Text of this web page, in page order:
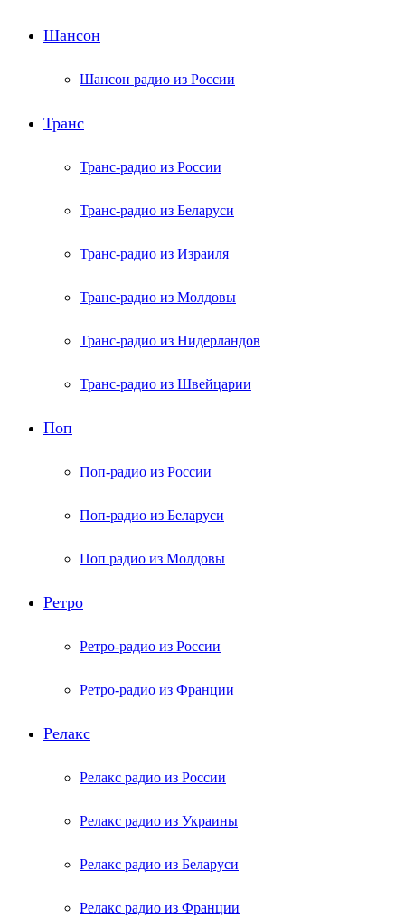
Шансон
Шансон радио из России
Транс
Транс-радио из России
Транс-радио из Беларуси
Транс-радио из Израиля
Транс-радио из Молдовы
Транс-радио из Нидерландов
Транс-радио из Швейцарии
Поп
Поп-радио из России
Поп-радио из Беларуси
Поп радио из Молдовы
Ретро
Ретро-радио из России
Ретро-радио из Франции
Релакс
Релакс радио из России
Релакс радио из Украины
Релакс радио из Беларуси
Релакс радио из Франции